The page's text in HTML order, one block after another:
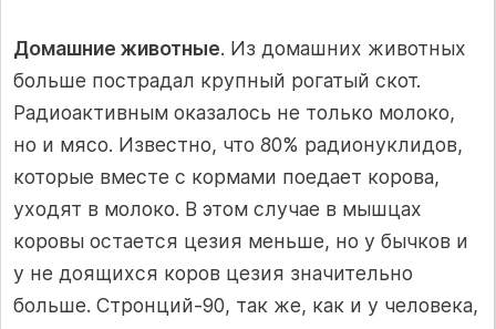
Домашние животные. Из домашних животных
больше пострадал крупный рогатый скот.
Радиоактивным оказалось не только молоко,
но и мясо. Известно, что 80% радионуклидов,
которые вместе с кормами поедает корова,
уходят в молоко. В этом случае в мышцах
коровы остается цезия меньше, но у бычков и
у не доящихся коров цезия значительно
больше. Стронций-90, так же, как и у человека,